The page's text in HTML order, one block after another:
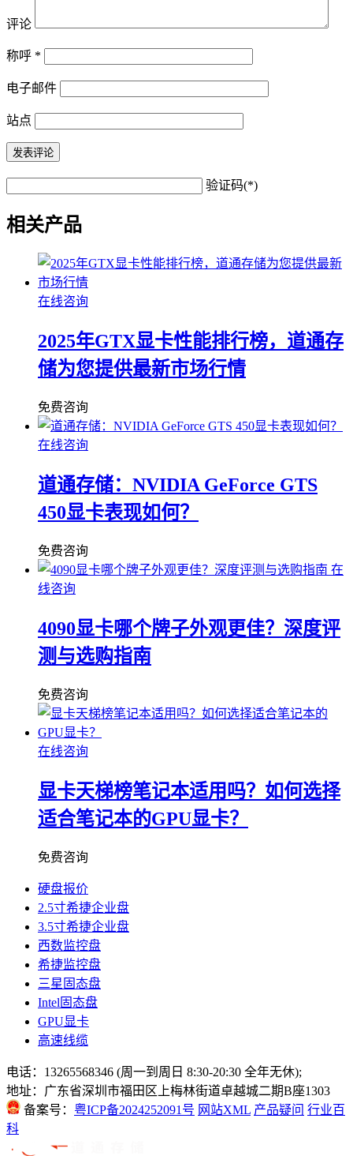
评论
称呼 *
电子邮件
站点
验证码(*)
相关产品
在线咨询
2025年GTX显卡性能排行榜，道通存
储为您提供最新市场行情
免费咨询
在线咨询
道通存储：NVIDIA GeForce GTS
450显卡表现如何？
免费咨询
在
线咨询
4090显卡哪个牌子外观更佳？深度评
测与选购指南
免费咨询
在线咨询
显卡天梯榜笔记本适用吗？如何选择
适合笔记本的GPU显卡？
免费咨询
硬盘报价
2.5寸希捷企业盘
3.5寸希捷企业盘
西数监控盘
希捷监控盘
三星固态盘
Intel固态盘
GPU显卡
高速线缆
电话：13265568346 (周一到周日 8:30-20:30 全年无休);
地址：广东省深圳市福田区上梅林街道卓越城二期B座1303
备案号： 粤ICP备2024252091号 网站XML 产品疑问 行业百
科